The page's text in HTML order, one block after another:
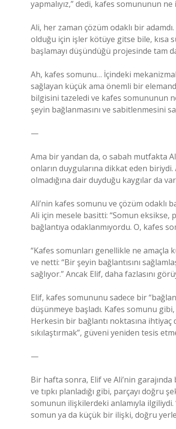
yapmalıyız,” dedi, kafes somununun ne
Ali, her zaman çözüm odaklı bir
olduğu için işler kötüye gitse bile, kısa
başlamayı düşündüğü projesinde tam
Ah, kafes somunu… İçindeki
sağlayan küçük ama önemli bir
bilgisini tazeledi ve kafes somununun
şeyin bağlanmasını ve sabitlenmesini
—
Ama bir yandan da, o sabah mutfakta
onların duygularına dikkat eden
olmadığına dair duyduğu kaygılar da
Ali’nin kafes somunu ve çözüm odaklı
Ali için mesele basitti: “Somun eksikse,
bağlantıya odaklanmıyordu. O, kafes
“Kafes somunları genellikle ne amaçla
ve netti: “Bir şeyin bağlantısını
sağlıyor.” Ancak Elif, daha fazlasını
Elif, kafes somununu sadece bir
düşünmeye başladı. Kafes somunu
Herkesin bir bağlantı noktasına
sıkılaştırmak”, güveni yeniden tesis
—
Bir hafta sonra, Elif ve Ali’nin
ve tıpkı planladığı gibi, parçayı doğru
somunun ilişkilerdeki anlamıyla
somun ya da küçük bir ilişki, doğru